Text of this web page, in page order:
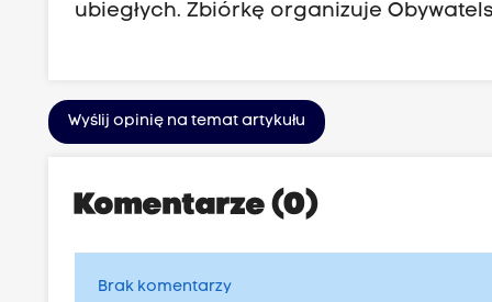
ubiegłych. Zbiórkę organizuje
Wyślij opinię na temat artykułu
Komentarze (0)
Brak komentarzy